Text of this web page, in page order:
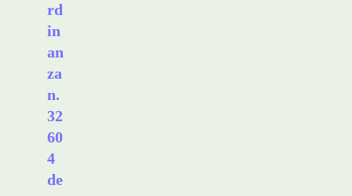
rd
in
an
za
n.
32
60
4
de